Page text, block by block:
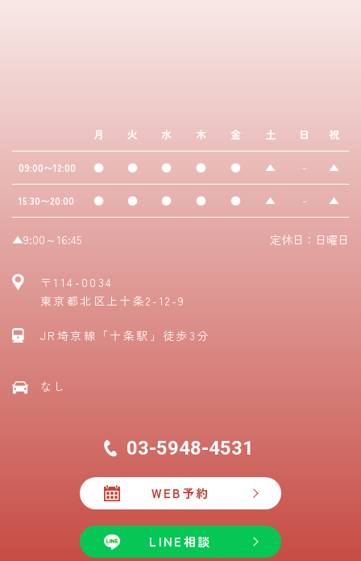
月 火 水 木 金 土 日 祝
09:00〜12:00 ● ● ● ● ● ▲ - ▲
15:30〜20:00 ● ● ● ● ● ▲ - ▲
▲9:00～16:45 定休日：日曜日
〒114-0034
東京都北区上十条2-12-9
JR埼京線「十条駅」徒歩3分
なし
03-5948-4531
WEB予約
LINE相談